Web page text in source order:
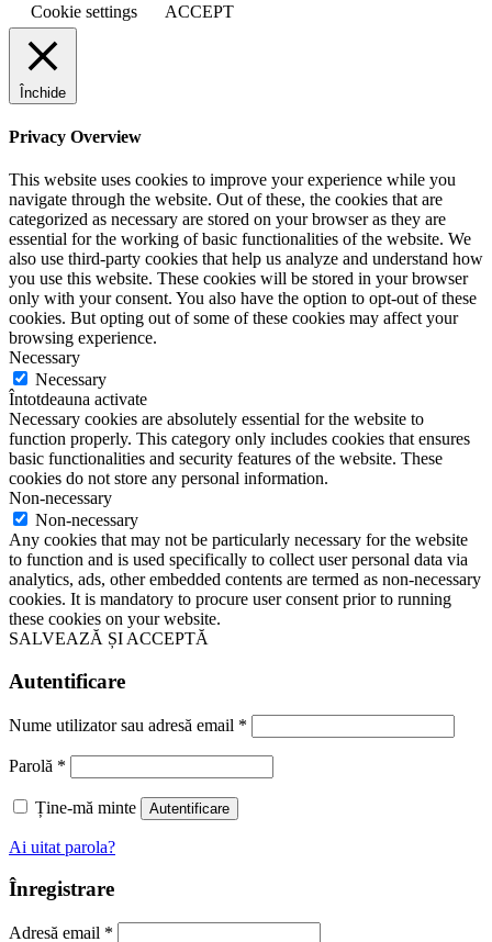
Cookie settings
ACCEPT
Închide
Privacy Overview
This website uses cookies to improve your experience while you
navigate through the website. Out of these, the cookies that are
categorized as necessary are stored on your browser as they are
essential for the working of basic functionalities of the website. We
also use third-party cookies that help us analyze and understand how
you use this website. These cookies will be stored in your browser
only with your consent. You also have the option to opt-out of these
cookies. But opting out of some of these cookies may affect your
browsing experience.
Necessary
Necessary
Întotdeauna activate
Necessary cookies are absolutely essential for the website to
function properly. This category only includes cookies that ensures
basic functionalities and security features of the website. These
cookies do not store any personal information.
Non-necessary
Non-necessary
Any cookies that may not be particularly necessary for the website
to function and is used specifically to collect user personal data via
analytics, ads, other embedded contents are termed as non-necessary
cookies. It is mandatory to procure user consent prior to running
these cookies on your website.
SALVEAZĂ ȘI ACCEPTĂ
Autentificare
Nume utilizator sau adresă email *
Parolă *
Ține-mă minte Autentificare
Ai uitat parola?
Înregistrare
Adresă email *